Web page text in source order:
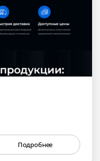
Подробнее